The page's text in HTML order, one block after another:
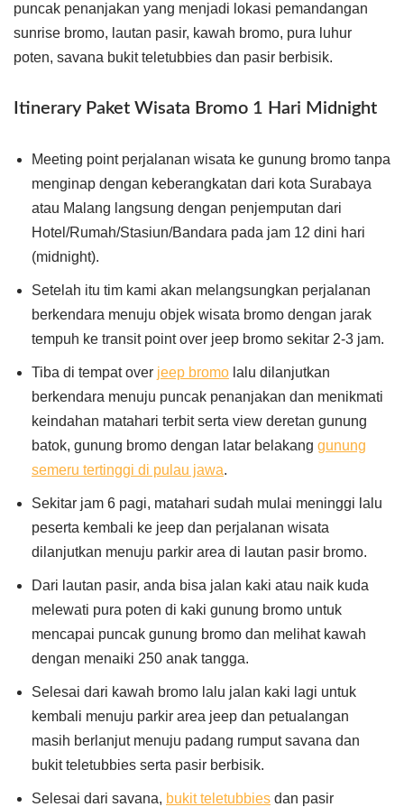
puncak penanjakan yang menjadi lokasi pemandangan
sunrise bromo, lautan pasir, kawah bromo, pura luhur
poten, savana bukit teletubbies dan pasir berbisik.
Itinerary Paket Wisata Bromo 1 Hari Midnight
Meeting point perjalanan wisata ke gunung bromo tanpa
menginap dengan keberangkatan dari kota Surabaya
atau Malang langsung dengan penjemputan dari
Hotel/Rumah/Stasiun/Bandara pada jam 12 dini hari
(midnight).
Setelah itu tim kami akan melangsungkan perjalanan
berkendara menuju objek wisata bromo dengan jarak
tempuh ke transit point over jeep bromo sekitar 2-3 jam.
Tiba di tempat over jeep bromo lalu dilanjutkan
berkendara menuju puncak penanjakan dan menikmati
keindahan matahari terbit serta view deretan gunung
batok, gunung bromo dengan latar belakang gunung
semeru tertinggi di pulau jawa.
Sekitar jam 6 pagi, matahari sudah mulai meninggi lalu
peserta kembali ke jeep dan perjalanan wisata
dilanjutkan menuju parkir area di lautan pasir bromo.
Dari lautan pasir, anda bisa jalan kaki atau naik kuda
melewati pura poten di kaki gunung bromo untuk
mencapai puncak gunung bromo dan melihat kawah
dengan menaiki 250 anak tangga.
Selesai dari kawah bromo lalu jalan kaki lagi untuk
kembali menuju parkir area jeep dan petualangan
masih berlanjut menuju padang rumput savana dan
bukit teletubbies serta pasir berbisik.
Selesai dari savana, bukit teletubbies dan pasir